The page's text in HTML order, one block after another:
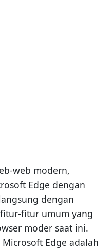
web modern,
Edge dengan
dengan
fitur umum yang
moder saat ini.
Edge adalah